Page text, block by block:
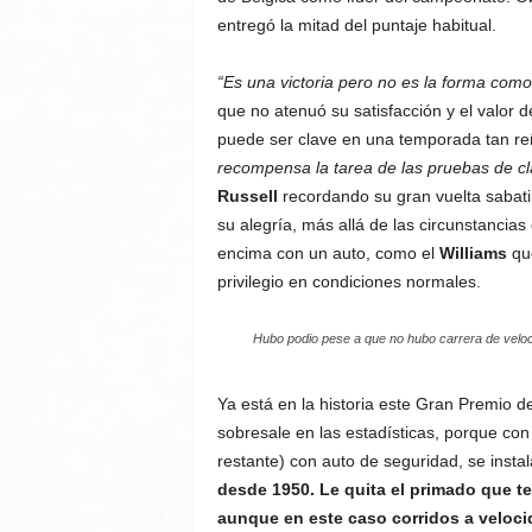
entregó la mitad del puntaje habitual.
“Es una victoria pero no es la forma
que no atenuó su satisfacción y el valor
puede ser clave en una temporada tan
recompensa la tarea de las pruebas de
Russell recordando su gran vuelta
su alegría, más allá de las
encima con un auto, como el Williams
privilegio en condiciones normales.
Hubo podio pese a que no hubo carrera de
Ya está en la historia este Gran Premio
sobresale en las estadísticas, porque
restante) con auto de seguridad, se
desde 1950. Le quita el primado que
aunque en este caso corridos a